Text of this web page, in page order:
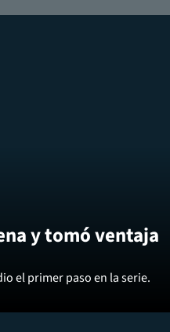
y tomó ventaja
el primer paso en la serie.